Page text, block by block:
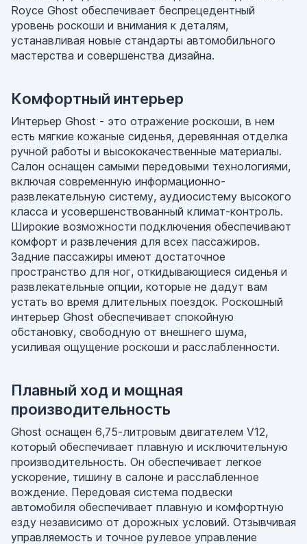
Royce Ghost обеспечивает беспрецедентный
уровень роскоши и внимания к деталям,
устанавливая новые стандарты автомобильного
мастерства и совершенства дизайна.
Комфортный интерьер
Интерьер Ghost - это отражение роскоши, в нем
есть мягкие кожаные сиденья, деревянная отделка
ручной работы и высококачественные материалы.
Салон оснащен самыми передовыми технологиями,
включая современную информационно-
развлекательную систему, аудиосистему высокого
класса и усовершенствованный климат-контроль.
Широкие возможности подключения обеспечивают
комфорт и развлечения для всех пассажиров.
Задние пассажиры имеют достаточное
пространство для ног, откидывающиеся сиденья и
развлекательные опции, которые не дадут вам
устать во время длительных поездок. Роскошный
интерьер Ghost обеспечивает спокойную
обстановку, свободную от внешнего шума,
усиливая ощущение роскоши и расслабленности.
Плавный ход и мощная
производительность
Ghost оснащен 6,75-литровым двигателем V12,
который обеспечивает плавную и исключительную
производительность. Он обеспечивает легкое
ускорение, тишину в салоне и расслабленное
вождение. Передовая система подвески
автомобиля обеспечивает плавную и комфортную
езду независимо от дорожных условий. Отзывчивая
управляемость и точное рулевое управление